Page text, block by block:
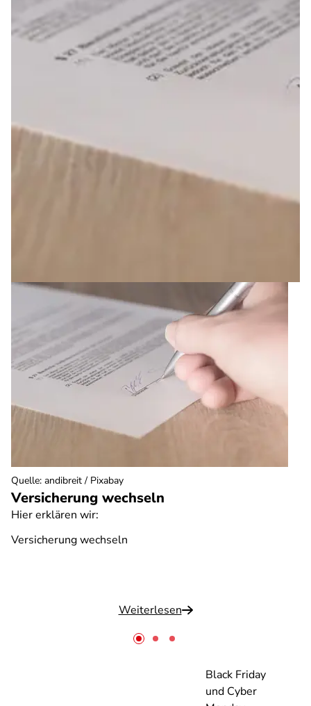
Versicherung wechseln
Hier erklären wir:
Versicherung wechseln
Weiterlesen
Quelle: andibreit / Pixabay
Black Friday
und Cyber